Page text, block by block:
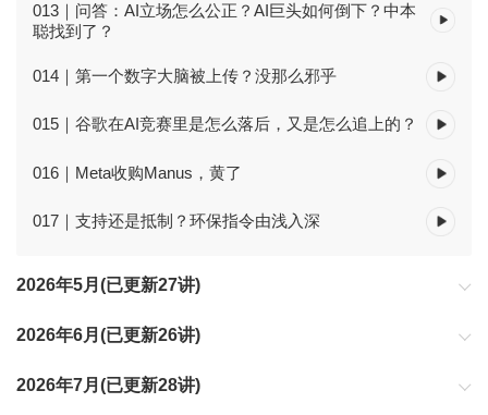
013｜问答：AI立场怎么公正？AI巨头如何倒下？中本
聪找到了？
014｜第一个数字大脑被上传？没那么邪乎
015｜谷歌在AI竞赛里是怎么落后，又是怎么追上的？
016｜Meta收购Manus，黄了
017｜支持还是抵制？环保指令由浅入深
2026年5月(已更新27讲)
2026年6月(已更新26讲)
2026年7月(已更新28讲)